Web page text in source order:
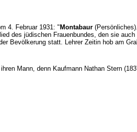
4. Februar 1931: " Montabaur
des jüdischen Frauenbundes, den sie
Bevölkerung statt. Lehrer Zeitin hob am
Mann, denn Kaufmann Nathan Stern